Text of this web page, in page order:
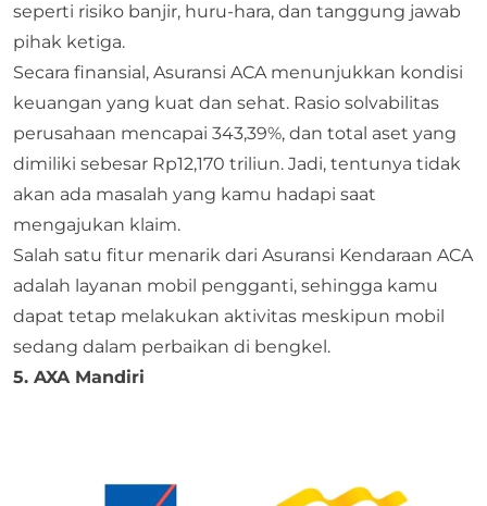
seperti risiko banjir, huru-hara, dan tanggung jawab
pihak ketiga.
Secara finansial, Asuransi ACA menunjukkan kondisi
keuangan yang kuat dan sehat. Rasio solvabilitas
perusahaan mencapai 343,39%, dan total aset yang
dimiliki sebesar Rp12,170 triliun. Jadi, tentunya tidak
akan ada masalah yang kamu hadapi saat
mengajukan klaim.
Salah satu fitur menarik dari Asuransi Kendaraan ACA
adalah layanan mobil pengganti, sehingga kamu
dapat tetap melakukan aktivitas meskipun mobil
sedang dalam perbaikan di bengkel.
5. AXA Mandiri